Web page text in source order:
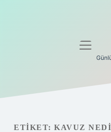
Gizlilik Politikası
menüyü
ETIKET: KAVUZ